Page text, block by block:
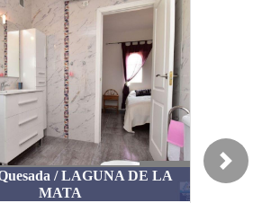
DE LA
Nueva / DAYA NUEVA
Next